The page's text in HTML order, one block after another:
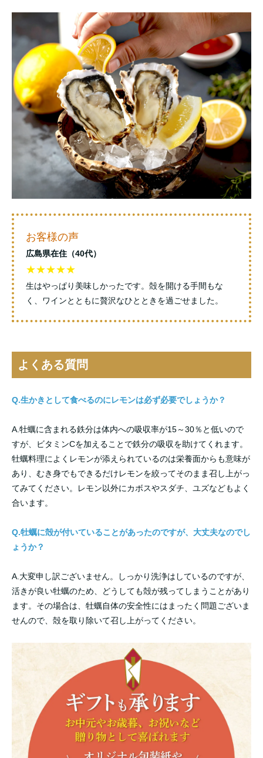
お客様の声
広島県在住（40代）
★★★★★
生はやっぱり美味しかったです。殻を開ける手間もな
く、ワインとともに贅沢なひとときを過ごせました。
よくある質問
Q.生かきとして食べるのにレモンは必ず必要でしょうか？
A.牡蠣に含まれる鉄分は体内への吸収率が15～30％と低いので
すが、ビタミンCを加えることで鉄分の吸収を助けてくれます。
牡蠣料理によくレモンが添えられているのは栄養面からも意味が
あり、むき身でもできるだけレモンを絞ってそのまま召し上がっ
てみてください。レモン以外にカボスやスダチ、ユズなどもよく
合います。
Q.牡蠣に殻が付いていることがあったのですが、大丈夫なのでし
ょうか？
A.大変申し訳ございません。しっかり洗浄はしているのですが、
活きが良い牡蠣のため、どうしても殻が残ってしまうことがあり
ます。その場合は、牡蠣自体の安全性にはまったく問題ございま
せんので、殻を取り除いて召し上がってください。